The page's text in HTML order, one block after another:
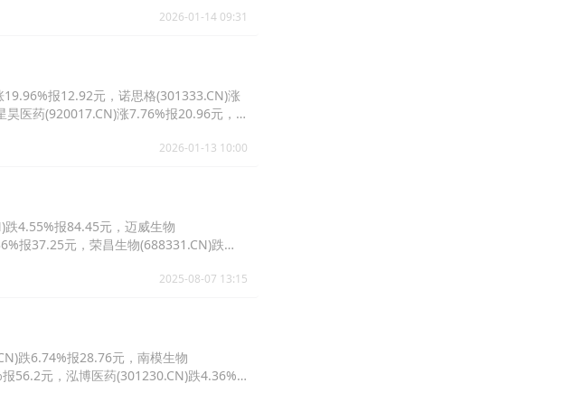
2026-01-14 09:31
报12.92元，诺思格(301333.CN)涨
医药(920017.CN)涨7.76%报20.96元，
2026-01-13 10:00
4.55%报84.45元，迈威生物
报37.25元，荣昌生物(688331.CN)跌
2025-08-07 13:15
跌6.74%报28.76元，南模生物
56.2元，泓博医药(301230.CN)跌4.36%